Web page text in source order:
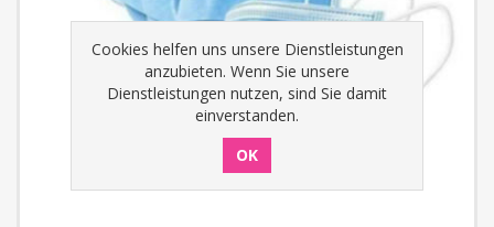
Cookies helfen uns unsere Dienstleistungen
anzubieten. Wenn Sie unsere
Dienstleistungen nutzen, sind Sie damit
einverstanden.